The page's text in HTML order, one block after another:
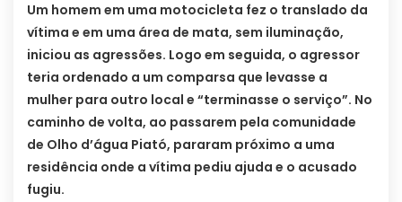
Um homem em uma motocicleta fez o translado da
vítima e em uma área de mata, sem iluminação,
iniciou as agressões. Logo em seguida, o agressor
teria ordenado a um comparsa que levasse a
mulher para outro local e “terminasse o serviço”. No
caminho de volta, ao passarem pela comunidade
de Olho d’água Piató, pararam próximo a uma
residência onde a vítima pediu ajuda e o acusado
fugiu.